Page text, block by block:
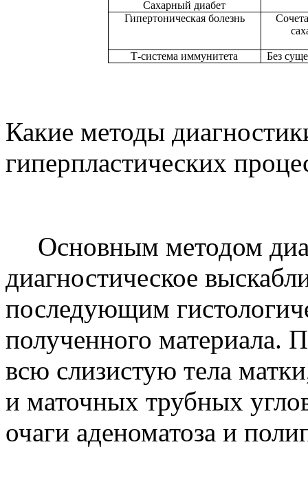
Сахарный диабет
Гипертоническая болезнь
Т-система иммунитета Без
Какие методы
гиперпластических
Основным методом
диагностическое
последующим
полученного материала.
всю слизистую тела
и маточных трубных
очаги аденоматоза и